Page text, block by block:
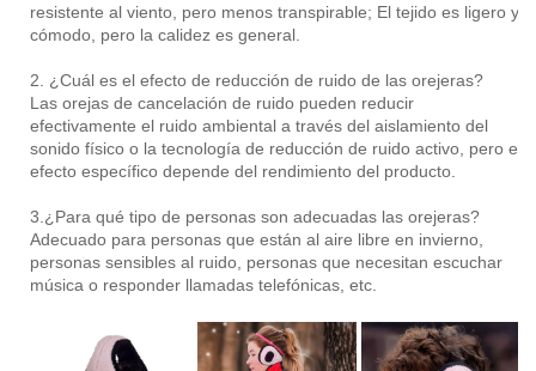
resistente al viento, pero menos transpirable; El tejido es ligero y
cómodo, pero la calidez es general.
2. ¿Cuál es el efecto de reducción de ruido de las orejeras?
Las orejas de cancelación de ruido pueden reducir
efectivamente el ruido ambiental a través del aislamiento del
sonido físico o la tecnología de reducción de ruido activo, pero el
efecto específico depende del rendimiento del producto.
3.¿Para qué tipo de personas son adecuadas las orejeras?
Adecuado para personas que están al aire libre en invierno,
personas sensibles al ruido, personas que necesitan escuchar
música o responder llamadas telefónicas, etc.